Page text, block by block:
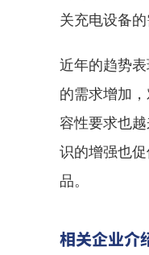
关充电设备的
近年的趋势
的需求增加
容性要求也
识的增强也
品。
相关企业介